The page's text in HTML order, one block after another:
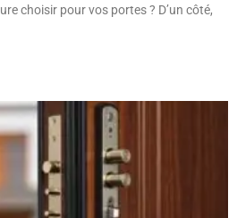
choisir pour vos portes ? D’un côté,